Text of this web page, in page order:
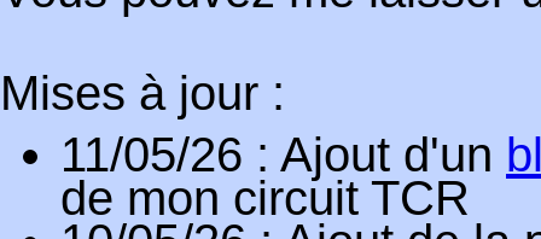
Mises à jour :
11/05/26 : Ajout d'un
de mon circuit TCR